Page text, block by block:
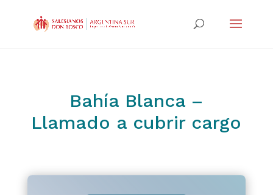
Bahía Blanca –
Llamado a cubrir cargo